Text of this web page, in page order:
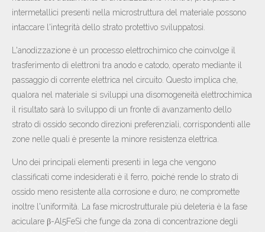
intermetallici presenti nella microstruttura del materiale possono
intaccare l'integrità dello strato protettivo sviluppatosi.
L'anodizzazione è un processo elettrochimico che coinvolge il
trasferimento di elettroni tra anodo e catodo, operato mediante il
passaggio di corrente elettrica nel circuito. Questo implica che,
qualora nel materiale si sviluppi una disomogeneità elettrochimica
il risultato sarà lo sviluppo di un fronte di avanzamento dello
strato di ossido secondo direzioni preferenziali, corrispondenti alle
zone nelle quali è presente la minore resistenza elettrica.
Uno dei principali elementi presenti in lega che vengono
classificati come indesiderati è il ferro, poiché rende lo strato di
ossido meno resistente alla corrosione e duro; ne compromette
inoltre l'uniformità. La fase microstrutturale più deleteria è la fase
aciculare β-Al5FeSi che funge da zona di concentrazione degli